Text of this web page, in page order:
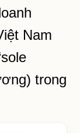
Nam
trong